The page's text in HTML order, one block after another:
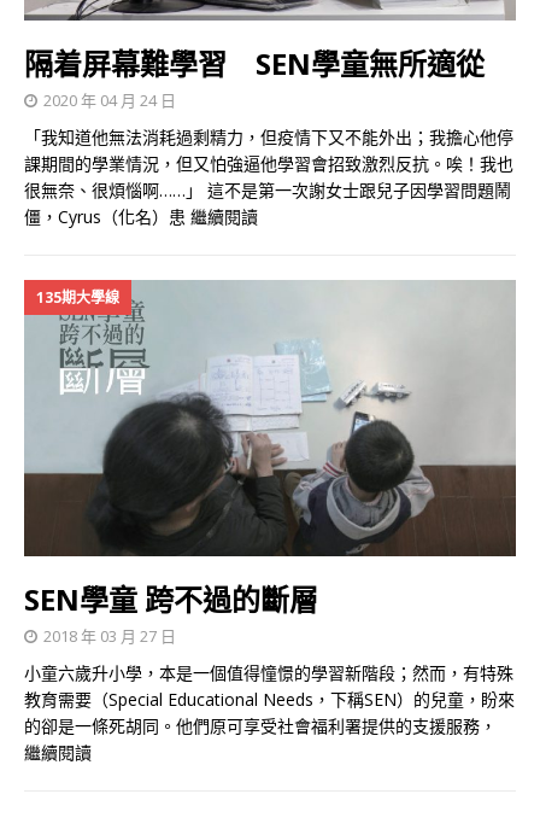
隔着屏幕難學習 SEN學童無所適從
2020 年 04 月 24 日
「我知道他無法消耗過剩精力，但疫情下又不能外出；我擔心他停
課期間的學業情況，但又怕強逼他學習會招致激烈反抗。唉！我也
很無奈、很煩惱啊……」 這不是第一次謝女士跟兒子因學習問題鬧
僵，Cyrus（化名）患 繼續閱讀
135期大學線
SEN學童 跨不過的斷層
2018 年 03 月 27 日
小童六歲升小學，本是一個值得憧憬的學習新階段；然而，有特殊
教育需要（Special Educational Needs，下稱SEN）的兒童，盼來
的卻是一條死胡同。他們原可享受社會福利署提供的支援服務，
繼續閱讀